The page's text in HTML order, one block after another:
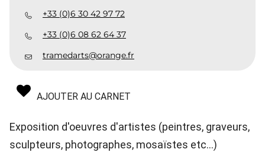
+33 (0)6 30 42 97 72
+33 (0)6 08 62 64 37
tramedarts@orange.fr
AJOUTER AU CARNET
Exposition d'oeuvres d'artistes (peintres, graveurs,
sculpteurs, photographes, mosaïstes etc...)